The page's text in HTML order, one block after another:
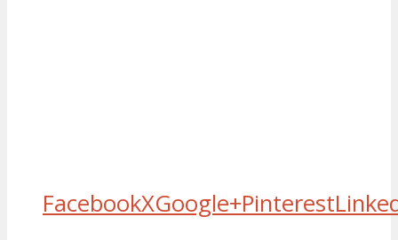
FacebookXGoogle+Pinterest